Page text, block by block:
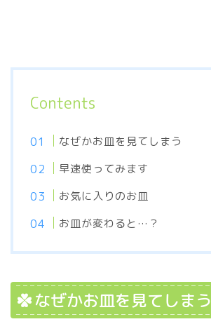
Contents
なぜかお皿を見てしまう
早速使ってみます
お気に入りのお皿
お皿が変わると…？
なぜかお皿を見てしまう